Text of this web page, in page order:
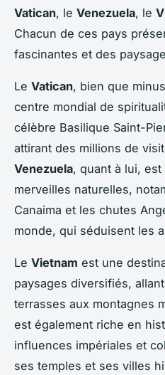
Vatican, le Venezuela, le
Chacun de ces pays
fascinantes et des
Le Vatican, bien que
centre mondial de
célèbre Basilique Saint-
attirant des millions de
Venezuela, quant à lui,
merveilles naturelles,
Canaima et les chutes
monde, qui séduisent les
Le Vietnam est une
paysages diversifiés,
terrasses aux montagnes
est également riche en
influences impériales et
ses temples et ses villes